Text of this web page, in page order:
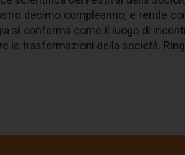
decimo compleanno, e rende
si conferma come il luogo di
trasformazioni della società.